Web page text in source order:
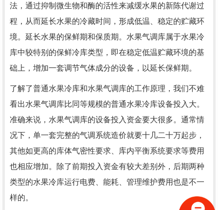
法，通过抑制微生物和酶的活性来减缓水果的新陈代谢过
程，从而延长水果的冷藏时间，形成低温、稳定的贮藏环
境。延长水果的保鲜期和保质期。水果气调库属于水果冷
库中较特别的保鲜冷库类型，即在稳定低温贮藏环境的基
础上，增加一套调节气体成分的设备，以延长保鲜期。
了解了普通水果冷库和水果气调库的工作原理，我们不难
看出水果气调库比同等规模的普通水果冷库设备投入大。
准确来说，水果气调库的设备投入资金要大很多。通常情
况下，单一套完整的气调系统造价就要十几二十万起步，
其他如更高的库体气密性要求、库内平衡系统要求等费用
也相应增加。除了前期投入资金有较大差别外，后期两种
类型的水果冷库运行电费、能耗、管理维护费用也是不一
样的。